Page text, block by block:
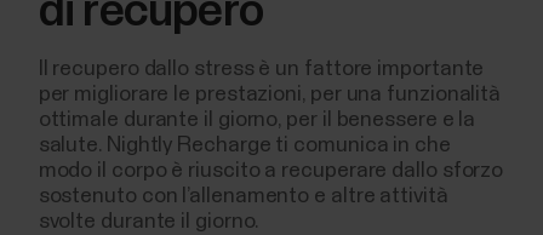
di recupero
Il recupero dallo stress è un fattore importante
per migliorare le prestazioni, per una funzionalità
ottimale durante il giorno, per il benessere e la
salute. Nightly Recharge ti comunica in che
modo il corpo è riuscito a recuperare dallo sforzo
sostenuto con l’allenamento e altre attività
svolte durante il giorno.